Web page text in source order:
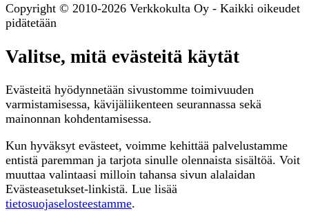
Copyright © 2010-2026 Verkkokulta Oy - Kaikki oikeudet
pidätetään
Valitse, mitä evästeitä käytät
Evästeitä hyödynnetään sivustomme toimivuuden
varmistamisessa, kävijäliikenteen seurannassa sekä
mainonnan kohdentamisessa.
Kun hyväksyt evästeet, voimme kehittää palvelustamme
entistä paremman ja tarjota sinulle olennaista sisältöä. Voit
muuttaa valintaasi milloin tahansa sivun alalaidan
Evästeasetukset-linkistä. Lue lisää
tietosuojaselosteestamme.